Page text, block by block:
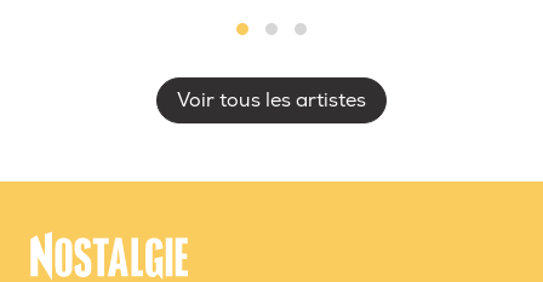
Voir tous les artistes